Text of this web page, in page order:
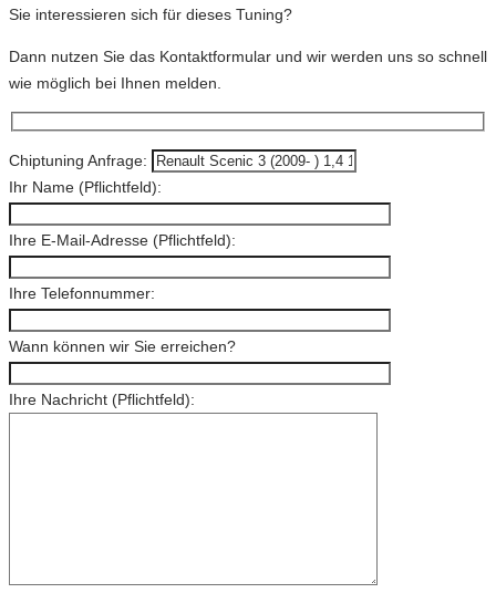
Sie interessieren sich für dieses Tuning?
Dann nutzen Sie das Kontaktformular und wir werden uns so schnell
wie möglich bei Ihnen melden.
Chiptuning Anfrage:
Ihr Name (Pflichtfeld):
Ihre E-Mail-Adresse (Pflichtfeld):
Ihre Telefonnummer:
Wann können wir Sie erreichen?
Ihre Nachricht (Pflichtfeld):